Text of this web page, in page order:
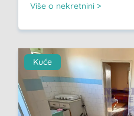
Više o nekretnini >
Kuće